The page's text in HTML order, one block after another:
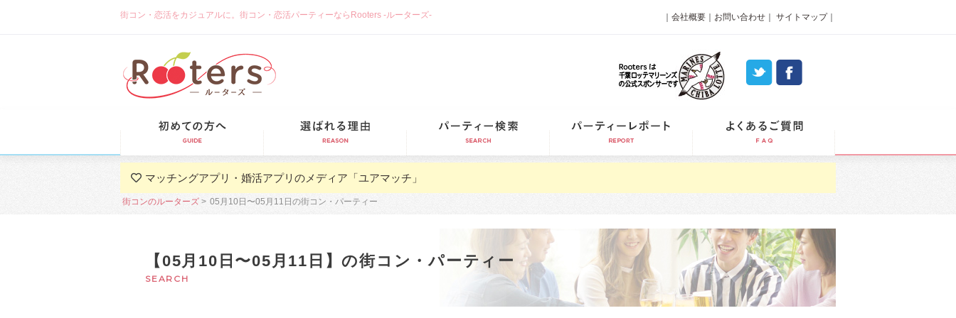
街コン・恋活をカジュアルに。街コン・恋活パーティーならRooters -ルーターズ- 会社概要 お問い合わせ サイトマップ｜
マッチングアプリ・婚活アプリのメディア「ユアマッチ」
街コンのルーターズ 05月10日〜05月11日の街コン・パーティー
【05月10日〜05月11日】の街コン・パーティー
SEARCH